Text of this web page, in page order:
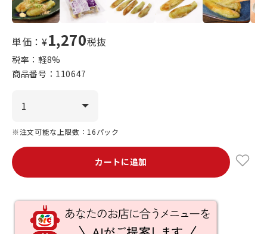
単価：¥1,270税抜
税率：軽8%
商品番号： 110647
※注文可能な上限数：16パック
カートに追加